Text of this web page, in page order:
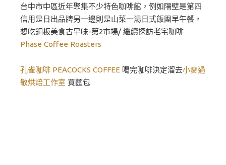
台中市中區近年聚集不少特色咖啡館，例如隔壁是第四
信用是日出品牌另一邊則是山菜一湯日式飯團早午餐，
想吃銅板美食古早味-第2市場/ 繼續探訪老宅咖啡
Phase Coffee Roasters
孔雀咖啡 PEACOCKS COFFEE 喝完咖啡決定溜去小麥過
敏烘焙工作室 買麵包